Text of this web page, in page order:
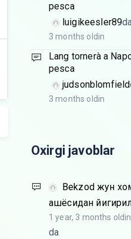
pesca
luigikeesler89
3 months oldin
Lang tornerà a
pesca
judsonblomfield
3 months oldin
Oxirgi javoblar
Bekzod жун
ашёсидан
1 year, 3 months oldin
da